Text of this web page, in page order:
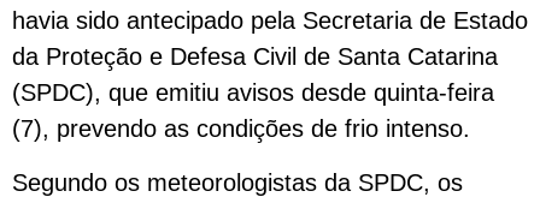
havia sido antecipado pela Secretaria de Estado
da Proteção e Defesa Civil de Santa Catarina
(SPDC), que emitiu avisos desde quinta-feira
(7), prevendo as condições de frio intenso.
Segundo os meteorologistas da SPDC, os